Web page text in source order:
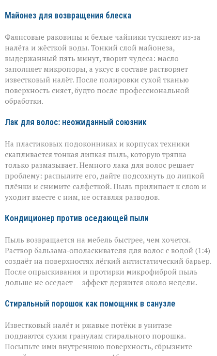
Майонез для возвращения блеска
Фаянсовые раковины и белые чайники тускнеют из‑за
налёта и жёсткой воды. Тонкий слой майонеза,
выдержанный пять минут, творит чудеса: масло
заполняет микропоры, а уксус в составе растворяет
известковый налёт. После полировки сухой тканью
поверхность сияет, будто после профессиональной
обработки.
Лак для волос: неожиданный союзник
На пластиковых подоконниках и корпусах техники
скапливается тонкая липкая пыль, которую тряпка
только размазывает. Немного лака для волос решает
проблему: распылите его, дайте подсохнуть до липкой
плёнки и снимите салфеткой. Пыль прилипает к слою и
уходит вместе с ним, не оставляя разводов.
Кондиционер против оседающей пыли
Пыль возвращается на мебель быстрее, чем хочется.
Раствор бальзама‑ополаскивателя для волос с водой (1:4)
создаёт на поверхностях лёгкий антистатический барьер.
После опрыскивания и протирки микрофиброй пыль
дольше не оседает — эффект держится около недели.
Стиральный порошок как помощник в санузле
Известковый налёт и ржавые потёки в унитазе
поддаются сухим гранулам стирального порошка.
Посыпьте ими внутреннюю поверхность, сбрызните